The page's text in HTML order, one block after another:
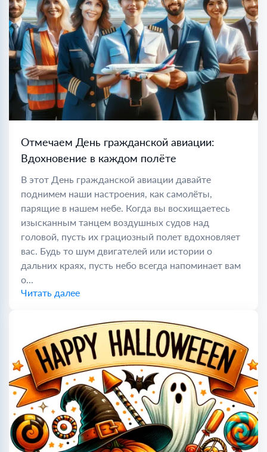
Отмечаем День гражданской авиации:
Вдохновение в каждом полёте
В этот День гражданской авиации давайте
поднимем наши настроения, как самолёты,
парящие в нашем небе. Когда вы восхищаетесь
изысканным танцем воздушных судов над
головой, пусть их грациозный полет вдохновляет
вас. Будь то шум двигателей или истории о
дальних краях, пусть небо всегда напоминает вам
о...
Читать далее